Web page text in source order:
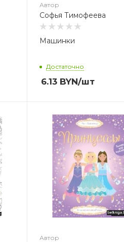
Автор
Софья Тимофеева
Машинки
Достаточно
6.13 BYN/шт
Автор
Автор
Ольга Мозалева